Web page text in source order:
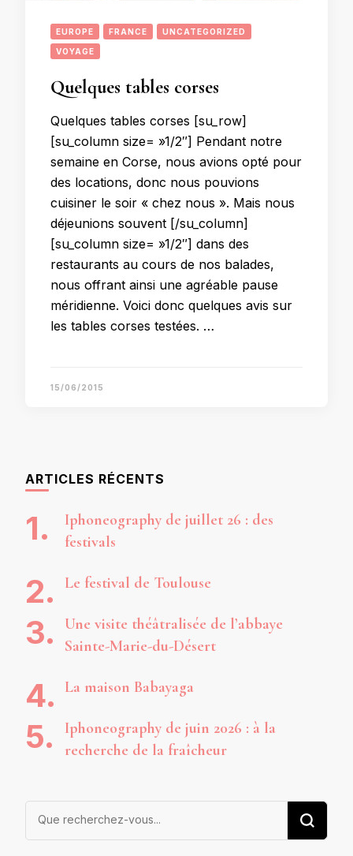
EUROPE FRANCE UNCATEGORIZED
VOYAGE
Quelques tables corses
Quelques tables corses [su_row]
[su_column size= »1/2″] Pendant notre
semaine en Corse, nous avions opté pour
des locations, donc nous pouvions
cuisiner le soir « chez nous ». Mais nous
déjeunions souvent [/su_column]
[su_column size= »1/2″] dans des
restaurants au cours de nos balades,
nous offrant ainsi une agréable pause
méridienne. Voici donc quelques avis sur
les tables corses testées. …
15/06/2015
ARTICLES RÉCENTS
Iphoneography de juillet 26 : des
festivals
Le festival de Toulouse
Une visite théâtralisée de l’abbaye
Sainte-Marie-du-Désert
La maison Babayaga
Iphoneography de juin 2026 : à la
recherche de la fraîcheur
Vous